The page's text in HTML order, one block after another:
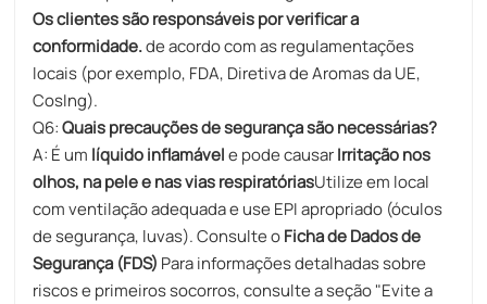
Os clientes são responsáveis ​​por verificar a
conformidade.de acordo com as regulamentações
locais (por exemplo, FDA, Diretiva de Aromas da UE,
CosIng).
Q6:Quais precauções de segurança são necessárias?
A: É um líquido inflamávele pode causarIrritação nos
olhos, na pele e nas vias respiratóriasUtilize em local
com ventilação adequada e use EPI apropriado (óculos
de segurança, luvas). Consulte oFicha de Dados de
Segurança (FDS) Para informações detalhadas sobre
riscos e primeiros socorros, consulte a seção "Evite a